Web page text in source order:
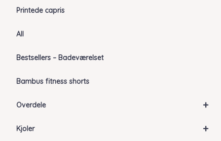
Printede capris
All
Bestsellers – Badeværelset
Bambus fitness shorts
+
Overdele
+
Kjoler